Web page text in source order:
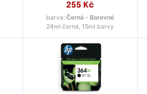
255 Kč
barva:Černá - Barevné
24ml černá, 15ml barvy